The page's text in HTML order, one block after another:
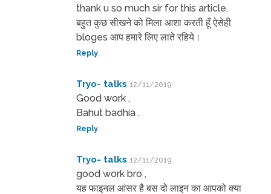
thank u so much sir for this article.
बहुत कुछ सीखने को मिला आशा करती हूँ ऐसेही
bloges आप हमारे लिए लाते रहिये।
Reply
Tryo- talks 12/11/2019
Good work ,
Bahut badhia .
Reply
Tryo- talks 12/11/2019
good work bro ,
यह फाइनल आंसर है बस दो लाइन का आपको क्या